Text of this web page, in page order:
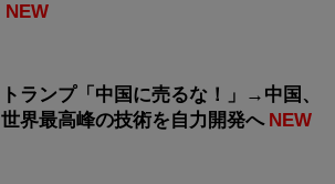
NEW
トランプ「中国に売るな！」→中国、
世界最高峰の技術を自力開発へ NEW